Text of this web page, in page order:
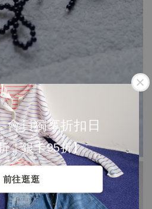
會員獨享折扣日
｜銀卡95折】
前往逛逛